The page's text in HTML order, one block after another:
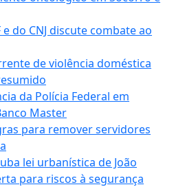
do CNJ discute combate ao
de violência doméstica
da Polícia Federal em
Master
para remover servidores
lei urbanística de João
para riscos à segurança